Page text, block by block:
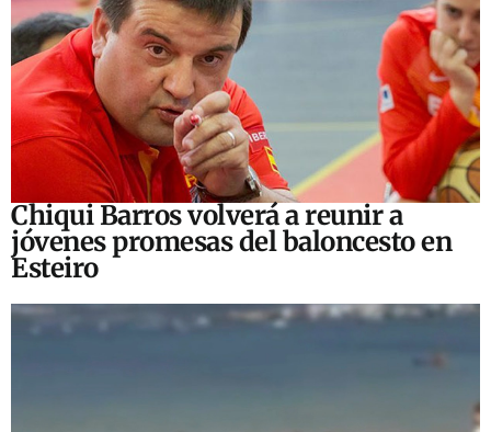
Chiqui Barros volverá a reunir a
jóvenes promesas del baloncesto en
Esteiro